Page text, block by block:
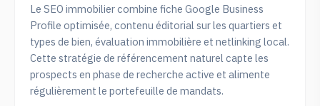
Le SEO immobilier combine fiche Google Business
Profile optimisée, contenu éditorial sur les quartiers et
types de bien, évaluation immobilière et netlinking local.
Cette stratégie de référencement naturel capte les
prospects en phase de recherche active et alimente
régulièrement le portefeuille de mandats.